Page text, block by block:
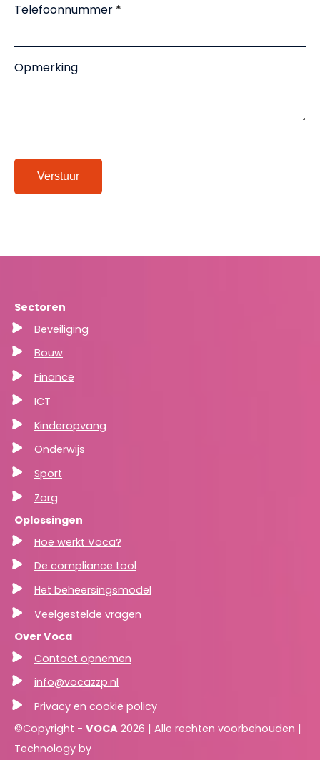
Telefoonnummer
Opmerking
Verstuur
Sectoren
Beveiliging
Bouw
Finance
ICT
Kinderopvang
Onderwijs
Sport
Zorg
Oplossingen
Hoe werkt Voca?
De compliance tool
Het beheersingsmodel
Veelgestelde vragen
Over Voca
Contact opnemen
info@vocazzp.nl
Privacy en cookie policy
©Copyright - VOCA 2026 | Alle rechten voorbehouden |
Technology by